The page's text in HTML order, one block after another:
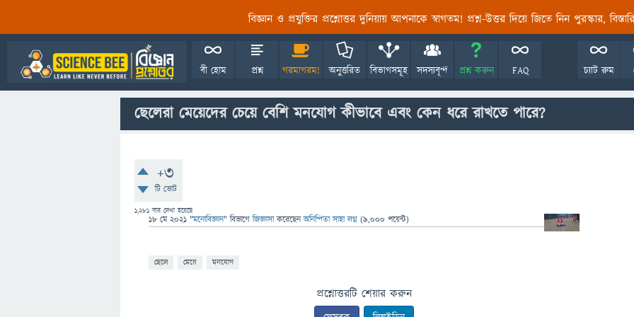
বিজ্ঞান ও প্রযুক্তির প্রশ্নোত্তর দুনিয়ায় আপনাকে স্বাগতম! প্রশ্ন-উত্তর দিয়ে জিতে নিন পুরস্কার,
বী হোম প্রশ্ন গরমাগরম! অনুত্তরিত বিভাগসমূহ সদস্যবৃন্দ প্রশ্ন করুন FAQ চ্যাট রুম
ছেলেরা মেয়েদের চেয়ে বেশি মনযোগ কীভাবে এবং কেন ধরে রাখতে পারে?
+3
টি ভোট
1,281 বার দেখা হয়েছে
18 মে 2021 "মনোবিজ্ঞান" বিভাগে জিজ্ঞাসাকরেছেনঅনিন্দিতা সাহা লগ্ন (9,000 পয়েন্ট)
ছেলে মেয়ে মনযোগ
প্রশ্নোত্তরটি শেয়ার করুন